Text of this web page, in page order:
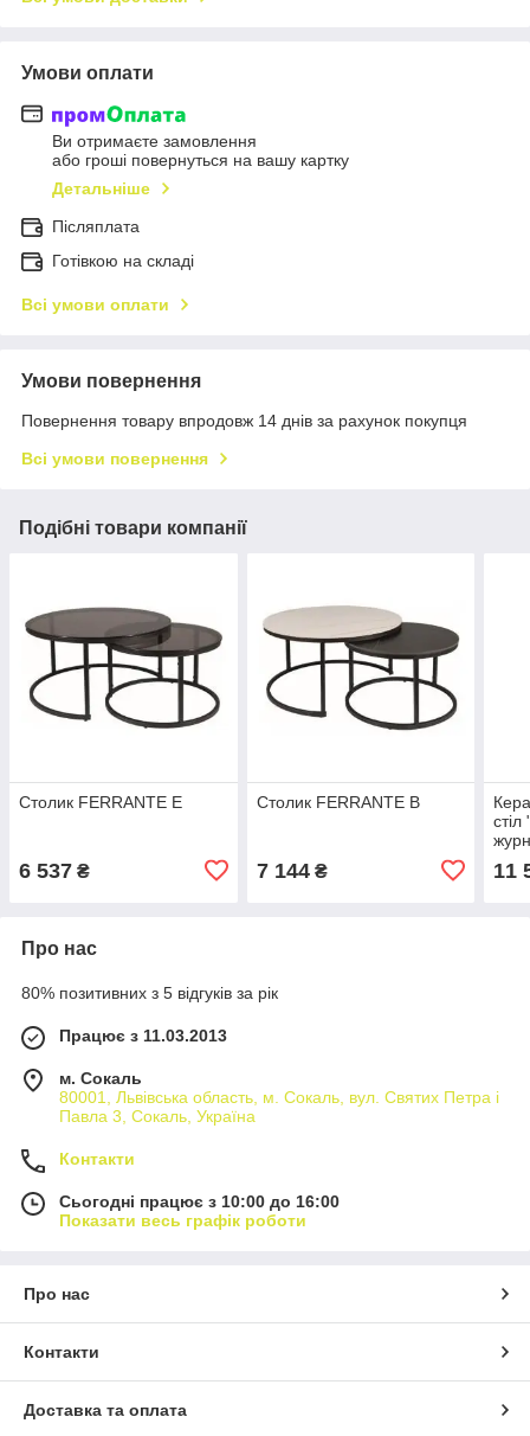
Умови оплати
Ви отримаєте замовлення
або гроші повернуться на вашу картку
Детальніше
Післяплата
Готівкою на складі
Всі умови оплати
Умови повернення
Повернення товару впродовж 14 днів за рахунок покупця
Всі умови повернення
Подібні товари компанії
Столик FERRANTE Е
6 537 ₴
Столик FERRANTE B
7 144₴ 11
Про нас
80% позитивних з 5 відгуків за рік
Працює з 11.03.2013
м. Сокаль
80001, Львівська область, м. Сокаль, вул. Святих Петра і
Павла 3, Сокаль, Україна
Контакти
Сьогодні працює з 10:00 до 16:00
Показати весь графік роботи
Про нас
Контакти
Доставка та оплата